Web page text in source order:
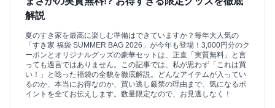
解説
夏のすき家を最高に楽しむ準備はできていますか？毎年大人気の
「すき家 福袋 SUMMER BAG 2026」が今年も登場！3,000円分のク
ーポンとオリジナルグッズの豪華セットは、正直「実質無料」と言
っても過言ではありません。この記事では、私が思わず「これは買
い！」と唸った福袋の全貌を徹底解説。どんなアイテムが入ってい
るのか、本当にお得なのか、買い逃し厳禁の理由まで、気になるポ
イントを全てお伝えします。数量限定なので、お見逃しなく！